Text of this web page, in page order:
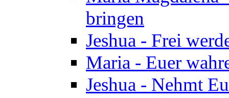
bringen
Jeshua - Frei
Maria - Euer
Jeshua - Nehmt